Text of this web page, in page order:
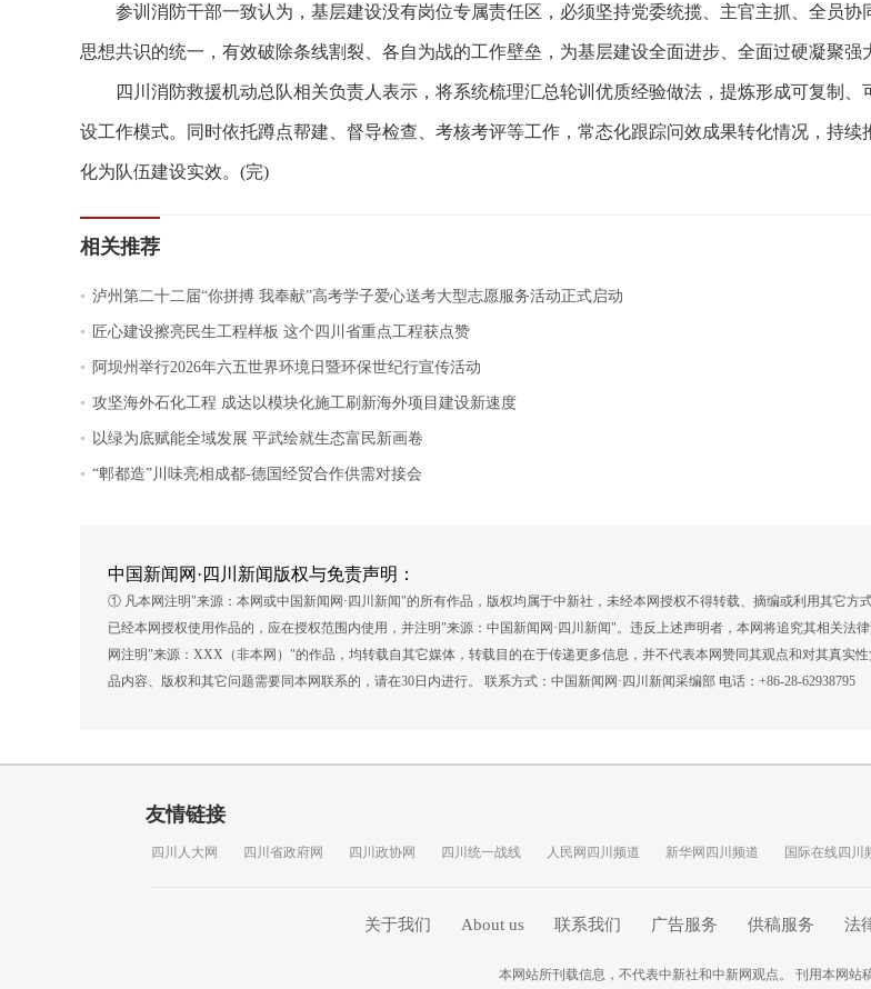
参训消防干部一致认为，基层建设没有岗位专属责任区，必须坚持党委统揽、主官主抓、全员协
思想共识的统一，有效破除条线割裂、各自为战的工作壁垒，为基层建设全面进步、全面过硬凝聚强
四川消防救援机动总队相关负责人表示，将系统梳理汇总轮训优质经验做法，提炼形成可复制、
设工作模式。同时依托蹲点帮建、督导检查、考核考评等工作，常态化跟踪问效成果转化情况，持续
化为队伍建设实效。(完)
相关推荐
. 泸州第二十二届“你拼搏 我奉献”高考学子爱心送考大型志愿服务活动正式启动
. 匠心建设擦亮民生工程样板 这个四川省重点工程获点赞
. 阿坝州举行2026年六五世界环境日暨环保世纪行宣传活动
. 攻坚海外石化工程 成达以模块化施工刷新海外项目建设新速度
. 以绿为底赋能全域发展 平武绘就生态富民新画卷
. “郫都造”川味亮相成都-德国经贸合作供需对接会
中国新闻网·四川新闻版权与免责声明：
① 凡本网注明"来源：本网或中国新闻网·四川新闻"的所有作品，版权均属于中新社，未经本网授权不得转载、摘编或利用其它方式
已经本网授权使用作品的，应在授权范围内使用，并注明"来源：中国新闻网·四川新闻"。违反上述声明者，本网将追究其相关法
网注明"来源：XXX（非本网）"的作品，均转载自其它媒体，转载目的在于传递更多信息，并不代表本网赞同其观点和对其真实
品内容、版权和其它问题需要同本网联系的，请在30日内进行。 联系方式：中国新闻网·四川新闻采编部 电话：+86-28-62938795
友情链接
四川人大网 四川省政府网 四川政协网 四川统一战线 人民网四川频道 新华网四川频道 国际在线四川
关于我们 About us 联系我们 广告服务 供稿服务 法
本网站所刊载信息，不代表中新社和中新网观点。 刊用本网站